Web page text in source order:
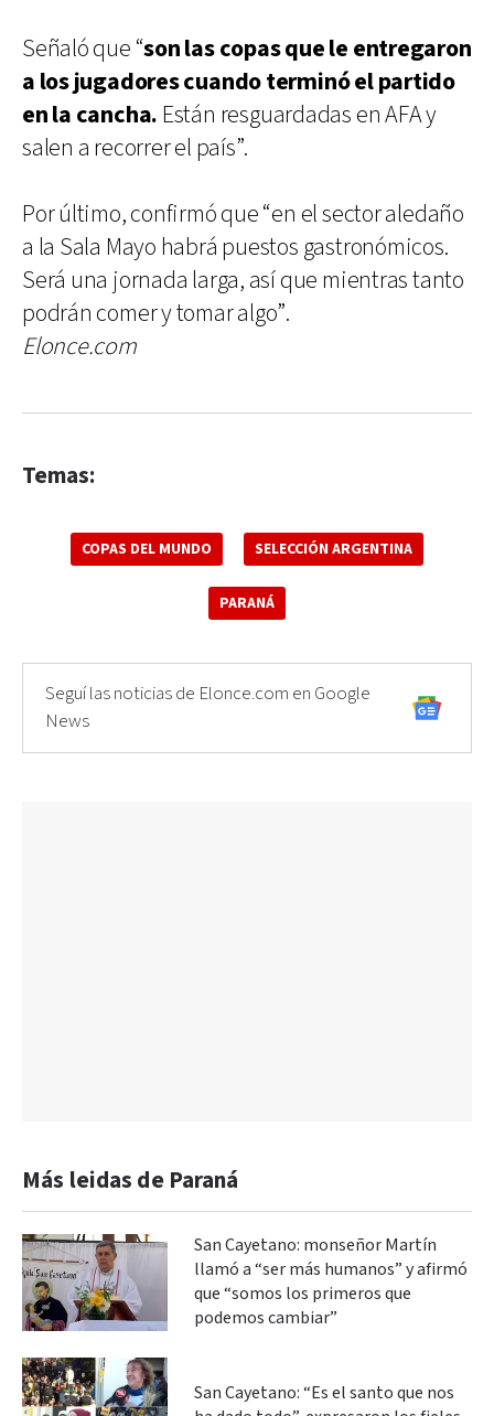
Señaló que “son las copas que le entregaron
a los jugadores cuando terminó el partido
en la cancha. Están resguardadas en AFA y
salen a recorrer el país”.
Por último, confirmó que “en el sector aledaño
a la Sala Mayo habrá puestos gastronómicos.
Será una jornada larga, así que mientras tanto
podrán comer y tomar algo”.
Elonce.com
Temas:
COPAS DEL MUNDO SELECCIÓN ARGENTINA
PARANÁ
Seguí las noticias de Elonce.com en Google
News
Más leidas de Paraná
San Cayetano: monseñor Martín
llamó a “ser más humanos” y afirmó
que “somos los primeros que
podemos cambiar”
San Cayetano: “Es el santo que nos